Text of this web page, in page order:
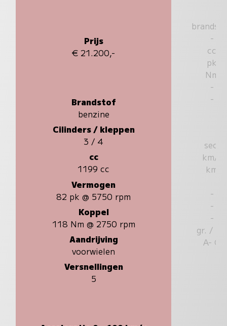
Prijs
€ 21.200,-
Brandstof
benzine
Cilinders / kleppen
3 / 4
cc
1199 cc
Vermogen
82 pk @ 5750 rpm
Koppel
118 Nm @ 2750 rpm
Aandrijving
voorwielen
Versnellingen
5
-
cc
pk
Nm
-
-
sec.
km/u
km
-
-
-
gr. / km
A- G